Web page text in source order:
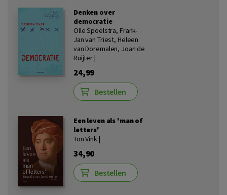
Denken over
democratie
Olle Spoelstra, Frank-
Jan van Triest, Heleen
van Doremalen, Joan de
Ruijter |
24,99
Bestellen
Een leven als 'man of
letters'
Ton Vink |
34,90
Bestellen